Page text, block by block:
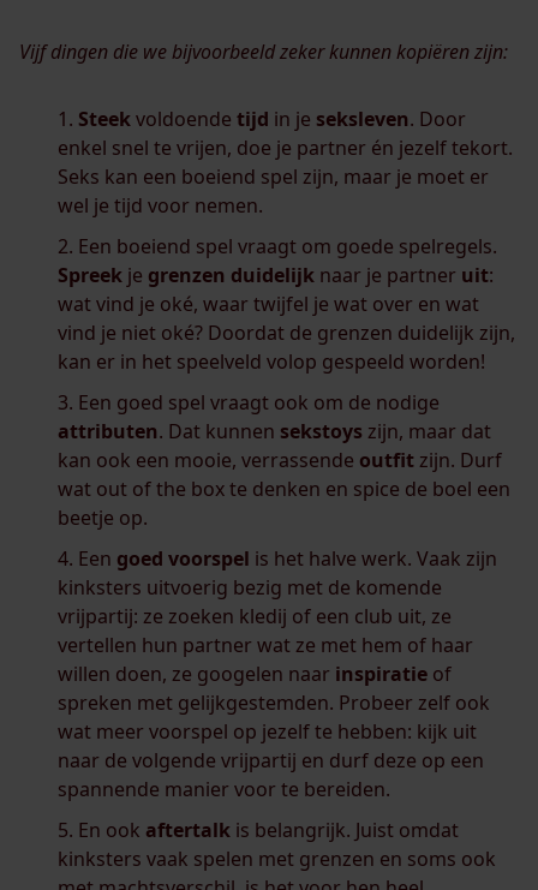
Vijf dingen die we bijvoorbeeld zeker kunnen kopiëren zijn:
Steekvoldoende tijd in je seksleven. Door
enkel snel te vrijen, doe je partner én jezelf tekort.
Seks kan een boeiend spel zijn, maar je moet er
wel je tijd voor nemen.
Een boeiend spel vraagt om goede spelregels.
Spreek je grenzen duidelijk naar je partner uit:
wat vind je oké, waar twijfel je wat over en wat
vind je niet oké? Doordat de grenzen duidelijk zijn,
kan er in het speelveld volop gespeeld worden!
Een goed spel vraagt ook om de nodige
attributen. Dat kunnen sekstoys zijn, maar dat
kan ook een mooie, verrassende outfitzijn. Durf
wat out of the box te denken en spice de boel een
beetje op.
Een goed voorspel is het halve werk. Vaak zijn
kinksters uitvoerig bezig met de komende
vrijpartij: ze zoeken kledij of een club uit, ze
vertellen hun partner wat ze met hem of haar
willen doen, ze googelen naar inspiratie of
spreken met gelijkgestemden. Probeer zelf ook
wat meer voorspel op jezelf te hebben: kijk uit
naar de volgende vrijpartij en durf deze op een
spannende manier voor te bereiden.
En ook aftertalk is belangrijk. Juist omdat
kinksters vaak spelen met grenzen en soms ook